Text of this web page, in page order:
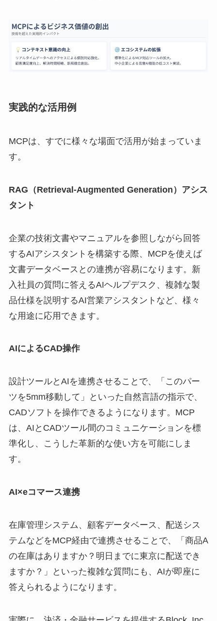
実践的な活用例
MCPは、すでに様々な場面で活用が始まっていま
す。
RAG（Retrieval-Augmented Generation）アシス
タント
企業の技術文書やマニュアルを参照しながら回答
するAIアシスタントを構築する際、MCPを使えば
文書データベースとの連携が容易になります。新
入社員の質問に答えるAIヘルプデスク、複雑な製
品仕様を説明するAI営業アシスタントなど、様々
な用途に応用できます。
AIによるCAD操作
設計ツールとAIを連携させることで、「このパー
ツを5mm移動して」といった自然言語の指示で、
CADソフトを操作できるようになります。MCP
は、AIとCADツール間のコミュニケーションを標
準化し、こうした革新的な使い方を可能にしま
す。
AI×eコマース連携
在庫管理システム、顧客データベース、配送シス
テムなどをMCP経由で連携させることで、「商品A
の在庫はありますか？明日までに東京に配送でき
ますか？」といった複雑な質問にも、AIが即座に
答えられるようになります。